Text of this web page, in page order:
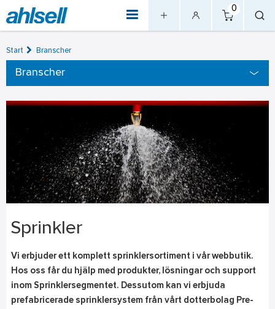
0
Start Branscher
Branscher
Sprinkler
Vi erbjuder ett komplett sprinklersortiment i vår webbutik.
Hos oss får du hjälp med produkter, lösningar och support
inom Sprinklersegmentet. Dessutom kan vi erbjuda
prefabricerade sprinklersystem från vårt dotterbolag Pre-